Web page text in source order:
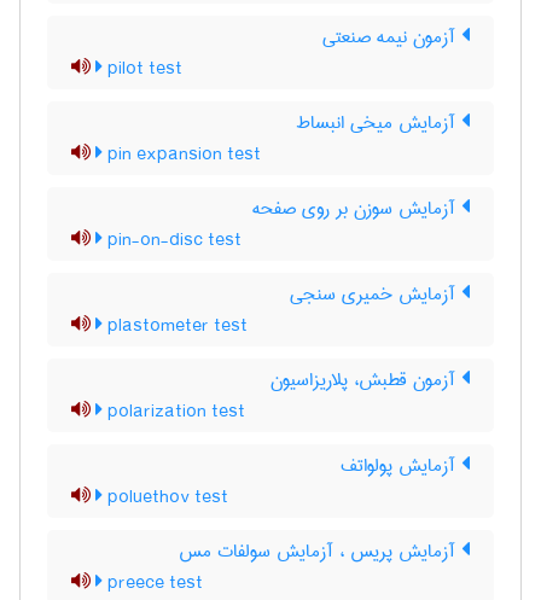
آزمون نیمه صنعتی
pilot test
آزمایش میخی انبساط
pin expansion test
آزمایش سوزن بر روی صفحه
pin-on-disc test
آزمایش خمیری سنجی
plastometer test
آزمون قطبش، پلاریزاسیون
polarization test
آزمایش پولواتف
poluethov test
آزمایش پریس ، آزمایش سولفات مس
preece test